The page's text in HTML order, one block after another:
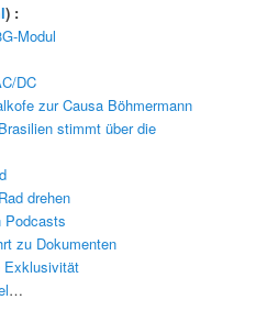
) :
Modul
DC
zur Causa Böhmermann
stimmt über die
drehen
Podcasts
zu Dokumenten
Exklusivität
…